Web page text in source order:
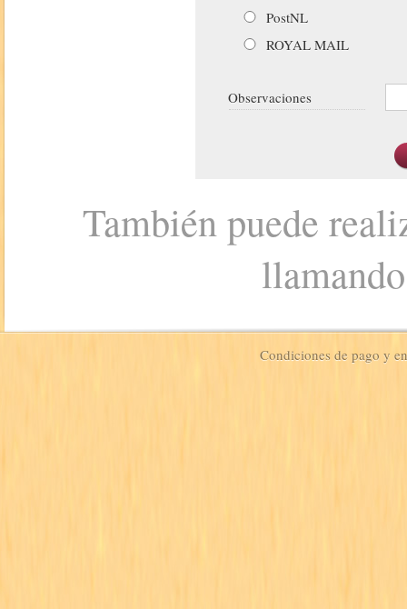
PostNL
ROYAL MAIL
Observaciones
También puede
Condiciones de pago y